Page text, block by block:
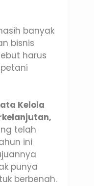
banyak
bisnis
harus
Kelola
telah
ini
punya
berbenah.